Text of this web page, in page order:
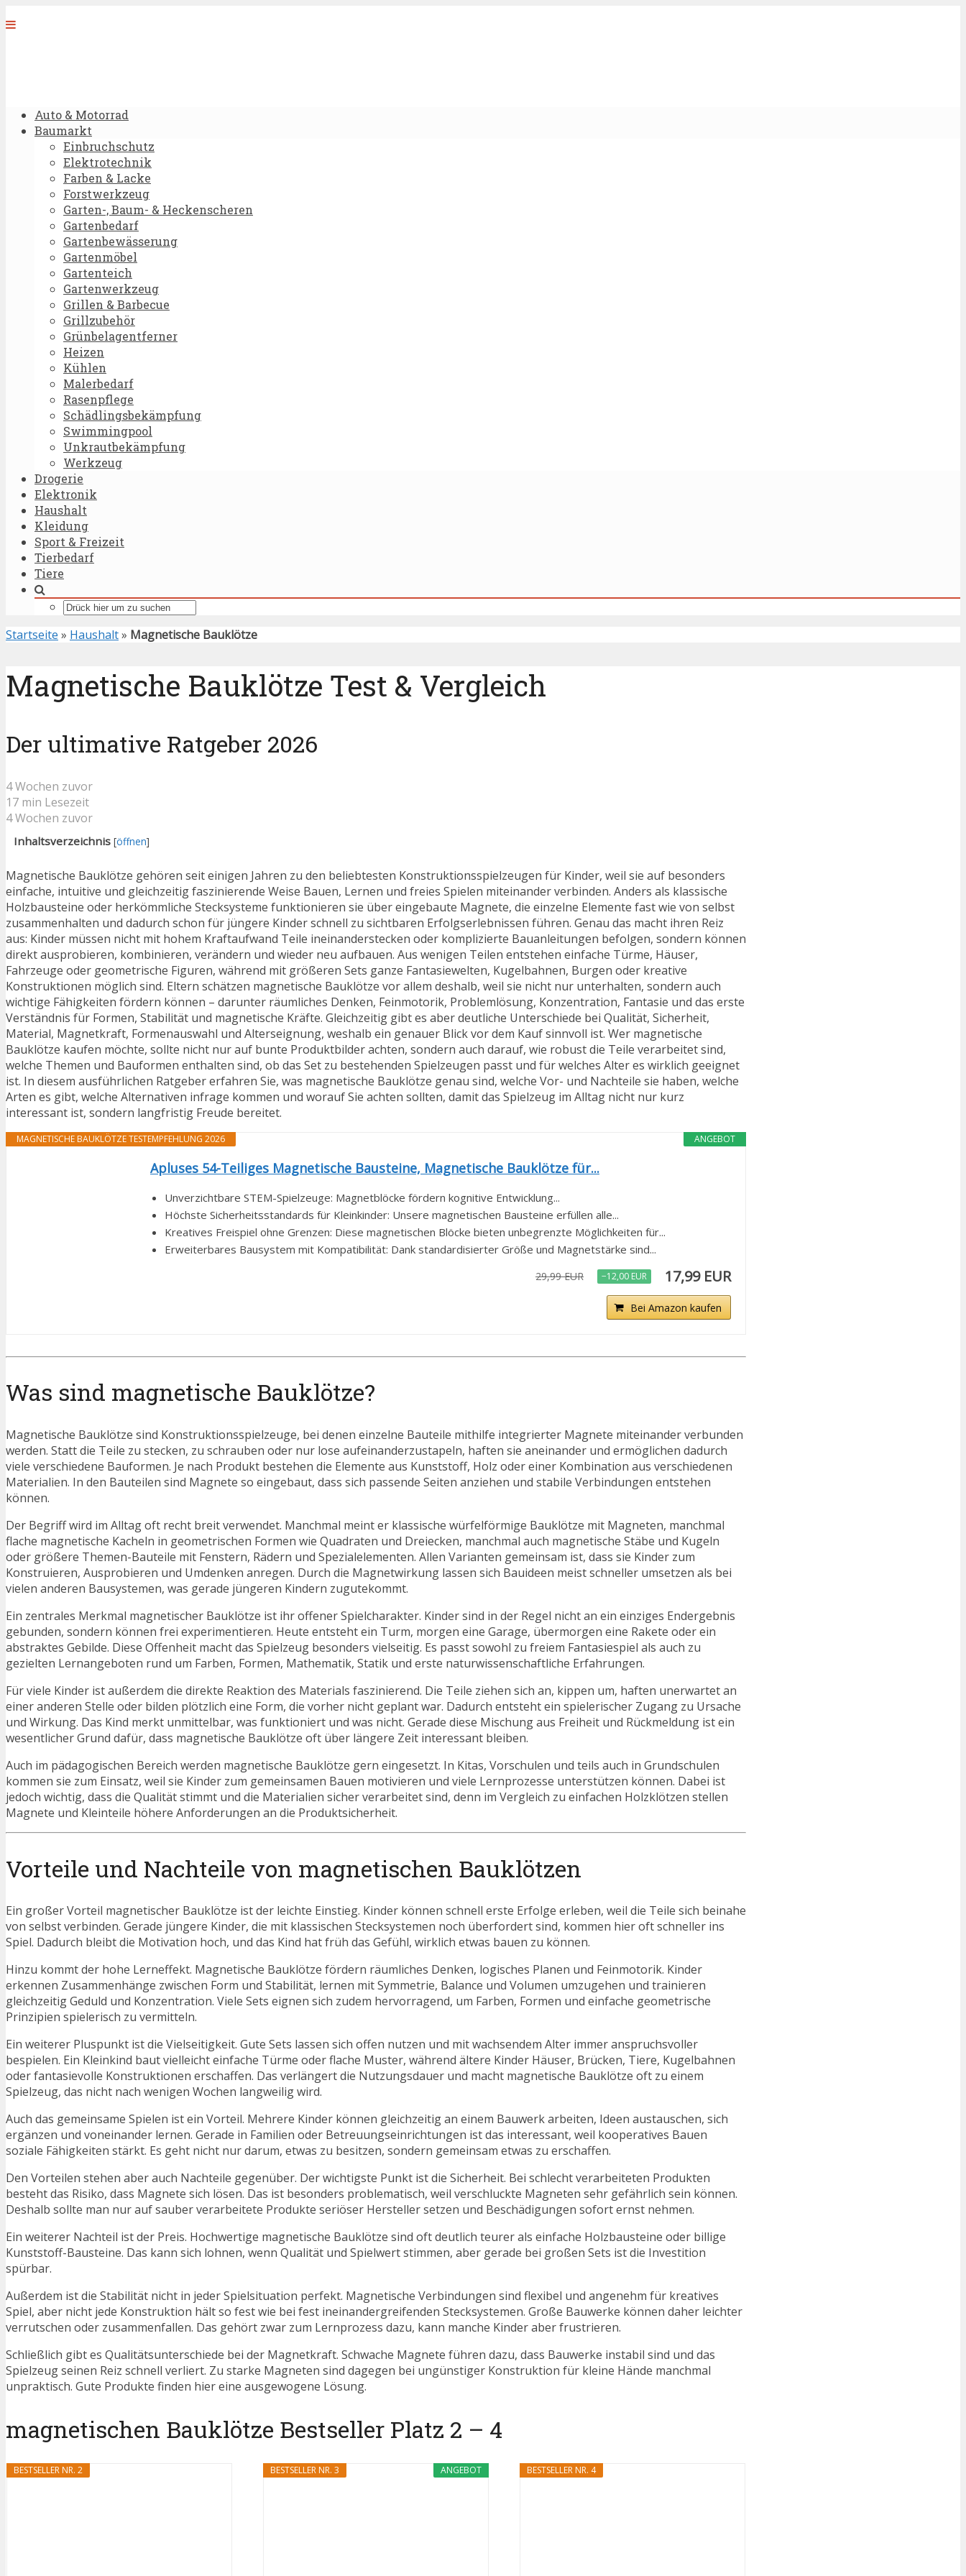
Auto & Motorrad
Baumarkt
Einbruchschutz
Elektrotechnik
Farben & Lacke
Forstwerkzeug
Garten-, Baum- & Heckenscheren
Gartenbedarf
Gartenbewässerung
Gartenmöbel
Gartenteich
Gartenwerkzeug
Grillen & Barbecue
Grillzubehör
Grünbelagentferner
Heizen
Kühlen
Malerbedarf
Rasenpflege
Schädlingsbekämpfung
Swimmingpool
Unkrautbekämpfung
Werkzeug
Drogerie
Elektronik
Haushalt
Kleidung
Sport & Freizeit
Tierbedarf
Tiere
Startseite » Haushalt» Magnetische Bauklötze
Magnetische Bauklötze Test & Vergleich
Der ultimative Ratgeber 2026
4 Wochen zuvor
17 min Lesezeit
4 Wochen zuvor
Inhaltsverzeichnis [öffnen]
Magnetische Bauklötze gehören seit einigen Jahren zu den beliebtesten Konstruktionsspielzeugen für Kinder, weil sie auf besonders
einfache, intuitive und gleichzeitig faszinierende Weise Bauen, Lernen und freies Spielen miteinander verbinden. Anders als klassische
Holzbausteine oder herkömmliche Stecksysteme funktionieren sie über eingebaute Magnete, die einzelne Elemente fast wie von selbst
zusammenhalten und dadurch schon für jüngere Kinder schnell zu sichtbaren Erfolgserlebnissen führen. Genau das macht ihren Reiz
aus: Kinder müssen nicht mit hohem Kraftaufwand Teile ineinanderstecken oder komplizierte Bauanleitungen befolgen, sondern können
direkt ausprobieren, kombinieren, verändern und wieder neu aufbauen. Aus wenigen Teilen entstehen einfache Türme, Häuser,
Fahrzeuge oder geometrische Figuren, während mit größeren Sets ganze Fantasiewelten, Kugelbahnen, Burgen oder kreative
Konstruktionen möglich sind. Eltern schätzen magnetische Bauklötze vor allem deshalb, weil sie nicht nur unterhalten, sondern auch
wichtige Fähigkeiten fördern können – darunter räumliches Denken, Feinmotorik, Problemlösung, Konzentration, Fantasie und das erste
Verständnis für Formen, Stabilität und magnetische Kräfte. Gleichzeitig gibt es aber deutliche Unterschiede bei Qualität, Sicherheit,
Material, Magnetkraft, Formenauswahl und Alterseignung, weshalb ein genauer Blick vor dem Kauf sinnvoll ist. Wer magnetische
Bauklötze kaufen möchte, sollte nicht nur auf bunte Produktbilder achten, sondern auch darauf, wie robust die Teile verarbeitet sind,
welche Themen und Bauformen enthalten sind, ob das Set zu bestehenden Spielzeugen passt und für welches Alter es wirklich geeignet
ist. In diesem ausführlichen Ratgeber erfahren Sie, was magnetische Bauklötze genau sind, welche Vor- und Nachteile sie haben, welche
Arten es gibt, welche Alternativen infrage kommen und worauf Sie achten sollten, damit das Spielzeug im Alltag nicht nur kurz
interessant ist, sondern langfristig Freude bereitet.
ANGEBOT
MAGNETISCHE BAUKLÖTZE TESTEMPFEHLUNG 2026
Apluses 54-Teiliges Magnetische Bausteine, Magnetische Bauklötze für...
Unverzichtbare STEM-Spielzeuge: Magnetblöcke fördern kognitive Entwicklung...
Höchste Sicherheitsstandards für Kleinkinder: Unsere magnetischen Bausteine erfüllen alle...
Kreatives Freispiel ohne Grenzen: Diese magnetischen Blöcke bieten unbegrenzte Möglichkeiten für...
Erweiterbares Bausystem mit Kompatibilität: Dank standardisierter Größe und Magnetstärke sind...
29,99 EUR −12,00 EUR 17,99 EUR
Bei Amazon kaufen
Was sind magnetische Bauklötze?
Magnetische Bauklötze sind Konstruktionsspielzeuge, bei denen einzelne Bauteile mithilfe integrierter Magnete miteinander verbunden
werden. Statt die Teile zu stecken, zu schrauben oder nur lose aufeinanderzustapeln, haften sie aneinander und ermöglichen dadurch
viele verschiedene Bauformen. Je nach Produkt bestehen die Elemente aus Kunststoff, Holz oder einer Kombination aus verschiedenen
Materialien. In den Bauteilen sind Magnete so eingebaut, dass sich passende Seiten anziehen und stabile Verbindungen entstehen
können.
Der Begriff wird im Alltag oft recht breit verwendet. Manchmal meint er klassische würfelförmige Bauklötze mit Magneten, manchmal
flache magnetische Kacheln in geometrischen Formen wie Quadraten und Dreiecken, manchmal auch magnetische Stäbe und Kugeln
oder größere Themen-Bauteile mit Fenstern, Rädern und Spezialelementen. Allen Varianten gemeinsam ist, dass sie Kinder zum
Konstruieren, Ausprobieren und Umdenken anregen. Durch die Magnetwirkung lassen sich Bauideen meist schneller umsetzen als bei
vielen anderen Bausystemen, was gerade jüngeren Kindern zugutekommt.
Ein zentrales Merkmal magnetischer Bauklötze ist ihr offener Spielcharakter. Kinder sind in der Regel nicht an ein einziges Endergebnis
gebunden, sondern können frei experimentieren. Heute entsteht ein Turm, morgen eine Garage, übermorgen eine Rakete oder ein
abstraktes Gebilde. Diese Offenheit macht das Spielzeug besonders vielseitig. Es passt sowohl zu freiem Fantasiespiel als auch zu
gezielten Lernangeboten rund um Farben, Formen, Mathematik, Statik und erste naturwissenschaftliche Erfahrungen.
Für viele Kinder ist außerdem die direkte Reaktion des Materials faszinierend. Die Teile ziehen sich an, kippen um, haften unerwartet an
einer anderen Stelle oder bilden plötzlich eine Form, die vorher nicht geplant war. Dadurch entsteht ein spielerischer Zugang zu Ursache
und Wirkung. Das Kind merkt unmittelbar, was funktioniert und was nicht. Gerade diese Mischung aus Freiheit und Rückmeldung ist ein
wesentlicher Grund dafür, dass magnetische Bauklötze oft über längere Zeit interessant bleiben.
Auch im pädagogischen Bereich werden magnetische Bauklötze gern eingesetzt. In Kitas, Vorschulen und teils auch in Grundschulen
kommen sie zum Einsatz, weil sie Kinder zum gemeinsamen Bauen motivieren und viele Lernprozesse unterstützen können. Dabei ist
jedoch wichtig, dass die Qualität stimmt und die Materialien sicher verarbeitet sind, denn im Vergleich zu einfachen Holzklötzen stellen
Magnete und Kleinteile höhere Anforderungen an die Produktsicherheit.
Vorteile und Nachteile von magnetischen Bauklötzen
Ein großer Vorteil magnetischer Bauklötze ist der leichte Einstieg. Kinder können schnell erste Erfolge erleben, weil die Teile sich beinahe
von selbst verbinden. Gerade jüngere Kinder, die mit klassischen Stecksystemen noch überfordert sind, kommen hier oft schneller ins
Spiel. Dadurch bleibt die Motivation hoch, und das Kind hat früh das Gefühl, wirklich etwas bauen zu können.
Hinzu kommt der hohe Lerneffekt. Magnetische Bauklötze fördern räumliches Denken, logisches Planen und Feinmotorik. Kinder
erkennen Zusammenhänge zwischen Form und Stabilität, lernen mit Symmetrie, Balance und Volumen umzugehen und trainieren
gleichzeitig Geduld und Konzentration. Viele Sets eignen sich zudem hervorragend, um Farben, Formen und einfache geometrische
Prinzipien spielerisch zu vermitteln.
Ein weiterer Pluspunkt ist die Vielseitigkeit. Gute Sets lassen sich offen nutzen und mit wachsendem Alter immer anspruchsvoller
bespielen. Ein Kleinkind baut vielleicht einfache Türme oder flache Muster, während ältere Kinder Häuser, Brücken, Tiere, Kugelbahnen
oder fantasievolle Konstruktionen erschaffen. Das verlängert die Nutzungsdauer und macht magnetische Bauklötze oft zu einem
Spielzeug, das nicht nach wenigen Wochen langweilig wird.
Auch das gemeinsame Spielen ist ein Vorteil. Mehrere Kinder können gleichzeitig an einem Bauwerk arbeiten, Ideen austauschen, sich
ergänzen und voneinander lernen. Gerade in Familien oder Betreuungseinrichtungen ist das interessant, weil kooperatives Bauen
soziale Fähigkeiten stärkt. Es geht nicht nur darum, etwas zu besitzen, sondern gemeinsam etwas zu erschaffen.
Den Vorteilen stehen aber auch Nachteile gegenüber. Der wichtigste Punkt ist die Sicherheit. Bei schlecht verarbeiteten Produkten
besteht das Risiko, dass Magnete sich lösen. Das ist besonders problematisch, weil verschluckte Magneten sehr gefährlich sein können.
Deshalb sollte man nur auf sauber verarbeitete Produkte seriöser Hersteller setzen und Beschädigungen sofort ernst nehmen.
Ein weiterer Nachteil ist der Preis. Hochwertige magnetische Bauklötze sind oft deutlich teurer als einfache Holzbausteine oder billige
Kunststoff-Bausteine. Das kann sich lohnen, wenn Qualität und Spielwert stimmen, aber gerade bei großen Sets ist die Investition
spürbar.
Außerdem ist die Stabilität nicht in jeder Spielsituation perfekt. Magnetische Verbindungen sind flexibel und angenehm für kreatives
Spiel, aber nicht jede Konstruktion hält so fest wie bei fest ineinandergreifenden Stecksystemen. Große Bauwerke können daher leichter
verrutschen oder zusammenfallen. Das gehört zwar zum Lernprozess dazu, kann manche Kinder aber frustrieren.
Schließlich gibt es Qualitätsunterschiede bei der Magnetkraft. Schwache Magnete führen dazu, dass Bauwerke instabil sind und das
Spielzeug seinen Reiz schnell verliert. Zu starke Magneten sind dagegen bei ungünstiger Konstruktion für kleine Hände manchmal
unpraktisch. Gute Produkte finden hier eine ausgewogene Lösung.
magnetischen Bauklötze Bestseller Platz 2 – 4
BESTSELLER NR. 2 ANGEBOT
BESTSELLER NR. 3 BESTSELLER NR. 4